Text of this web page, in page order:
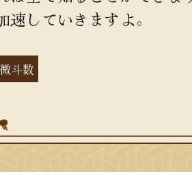
速していきますよ。
斗数